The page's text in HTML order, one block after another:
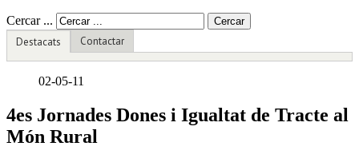
Cercar ... Cercar
Destacats Contactar
02-05-11
4es Jornades Dones i Igualtat de Tracte al
Món Rural